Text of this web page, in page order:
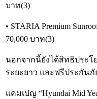
บาท(3)
• STARIA Premium
70,000 บาท(3)
นอกจากนี้ยังได้สิทธิประโ
ระยะยาว และฟรีประกัน
แคมเปญ “Hyundai Mid